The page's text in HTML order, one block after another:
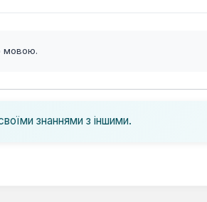
мовою.
знаннями з іншими.